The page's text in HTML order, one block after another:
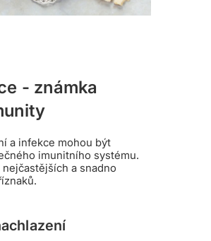
- známka
a infekce mohou být
imunitního systému.
a snadno